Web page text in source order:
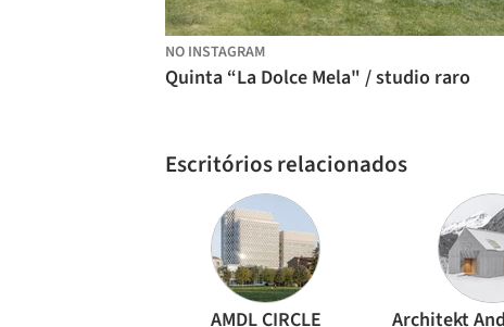
NO INSTAGRAM
Quinta “La Dolce Mela" / studio raro
Escritórios relacionados
AMDL CIRCLE